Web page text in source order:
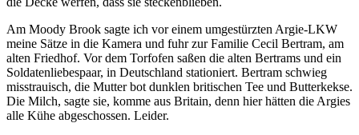
Am Moody Brook sagte ich vor einem umgestürzten Argie-LKW
meine Sätze in die Kamera und fuhr zur Familie Cecil Bertram, am
alten Friedhof. Vor dem Torfofen saßen die alten Bertrams und ein
Soldatenliebespaar, in Deutschland stationiert. Bertram schwieg
misstrauisch, die Mutter bot dunklen britischen Tee und Butterkekse.
Die Milch, sagte sie, komme aus Britain, denn hier hätten die Argies
alle Kühe abgeschossen. Leider.